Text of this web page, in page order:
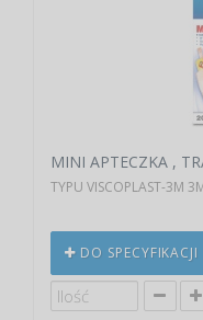
MINI APTECZKA ,
TYPU VISCOPLAST-3M
DO SPECYFIKACJI